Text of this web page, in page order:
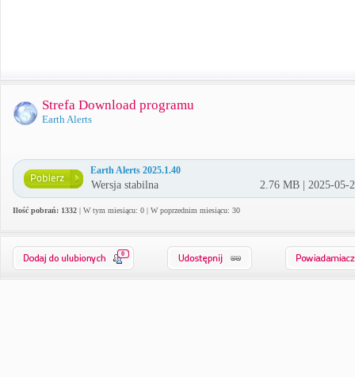
Strefa Download programu
Earth Alerts
Earth Alerts 2025.1.40
Wersja stabilna 2.76 MB | 2025-05-
Ilość pobrań: 1332 | W tym miesiącu: 0 | W poprzednim miesiącu: 30
0